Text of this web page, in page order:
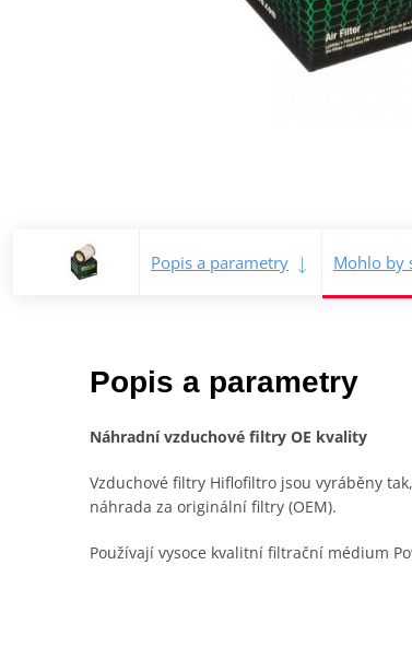
Popis a parametry Mohlo by
Popis a parametry
Náhradní vzduchové filtry OE kvality
Vzduchové filtry Hiflofiltro jsou vyráběny
náhrada za originální filtry (OEM).
Používají vysoce kvalitní filtrační médium